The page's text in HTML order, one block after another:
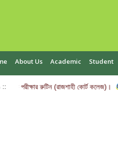
About Us Academic Student
:: পরীক্ষার রুটিন (রাজশাহী কোর্ট কলেজ)।